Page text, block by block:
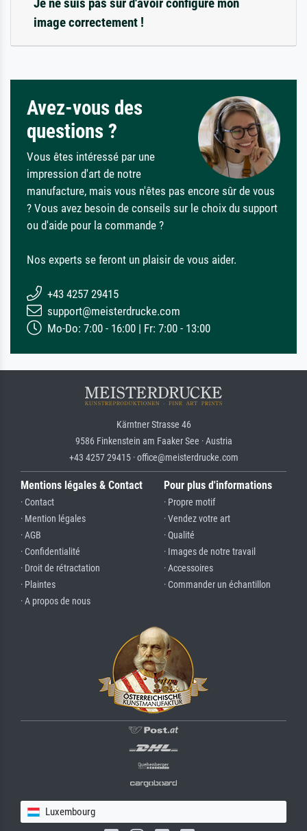
image correctement !
Avez-vous des
questions ?
Vous êtes intéressé par une
impression d'art de notre
manufacture, mais vous n'êtes pas encore sûr de vous
? Vous avez besoin de conseils sur le choix du support
ou d'aide pour la commande ?
Nos experts se feront un plaisir de vous aider.
+43 4257 29415
support@meisterdrucke.com
Mo-Do: 7:00 - 16:00 | Fr: 7:00 - 13:00
Kärntner Strasse 46
9586 Finkenstein am Faaker See · Austria
+43 4257 29415 · office@meisterdrucke.com
Mentions légales & Contact
· Contact
· Mention légales
· AGB
· Confidentialité
· Droit de rétractation
· Plaintes
· A propos de nous
Pour plus d'informations
· Propre motif
· Vendez votre art
· Qualité
· Images de notre travail
· Accessoires
· Commander un échantillon
Luxembourg